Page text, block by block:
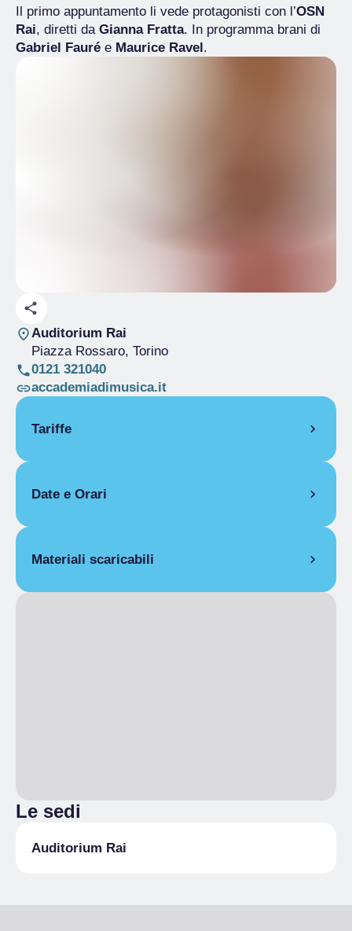
Il primo appuntamento li vede protagonisti con l’OSN
Rai, diretti da Gianna Fratta. In programma brani di
Gabriel Fauré e Maurice Ravel.
Auditorium Rai
Piazza Rossaro, Torino
0121 321040
accademiadimusica.it
Tariffe
Date e Orari
Materiali scaricabili
Le sedi
Auditorium Rai